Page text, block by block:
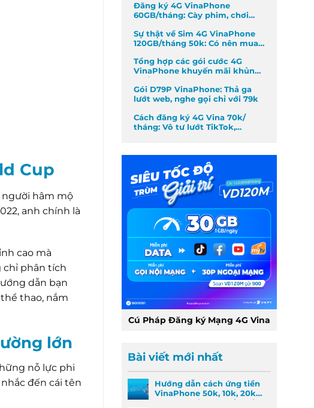
Cup
người hâm mộ
anh chính là
cao mà
chỉ phân tích
dẫn bạn
thao, nắm
lớn
nỗ lực phi
đến cái tên
Đăng ký 4G VinaPhone
60GB/tháng: Cày phim, chơi
Sự thật về Sim 4G VinaPhone
120GB/tháng 50k: Có nên mua
Tổng hợp các gói cước 4G
VinaPhone khuyến mãi khủng
Gói D79P VinaPhone: Thả ga
lướt web, nghe gọi chỉ với 79k
Cách đăng ký 4G Vina 70k/
tháng: Vô tư lướt TikTok,
Cú Pháp Đăng ký Mạng 4G Vina
Bài viết mới nhất
Hướng dẫn cách ứng tiền
VinaPhone 50k, 10k, 20k
nhanh nhất khi khẩn cấp